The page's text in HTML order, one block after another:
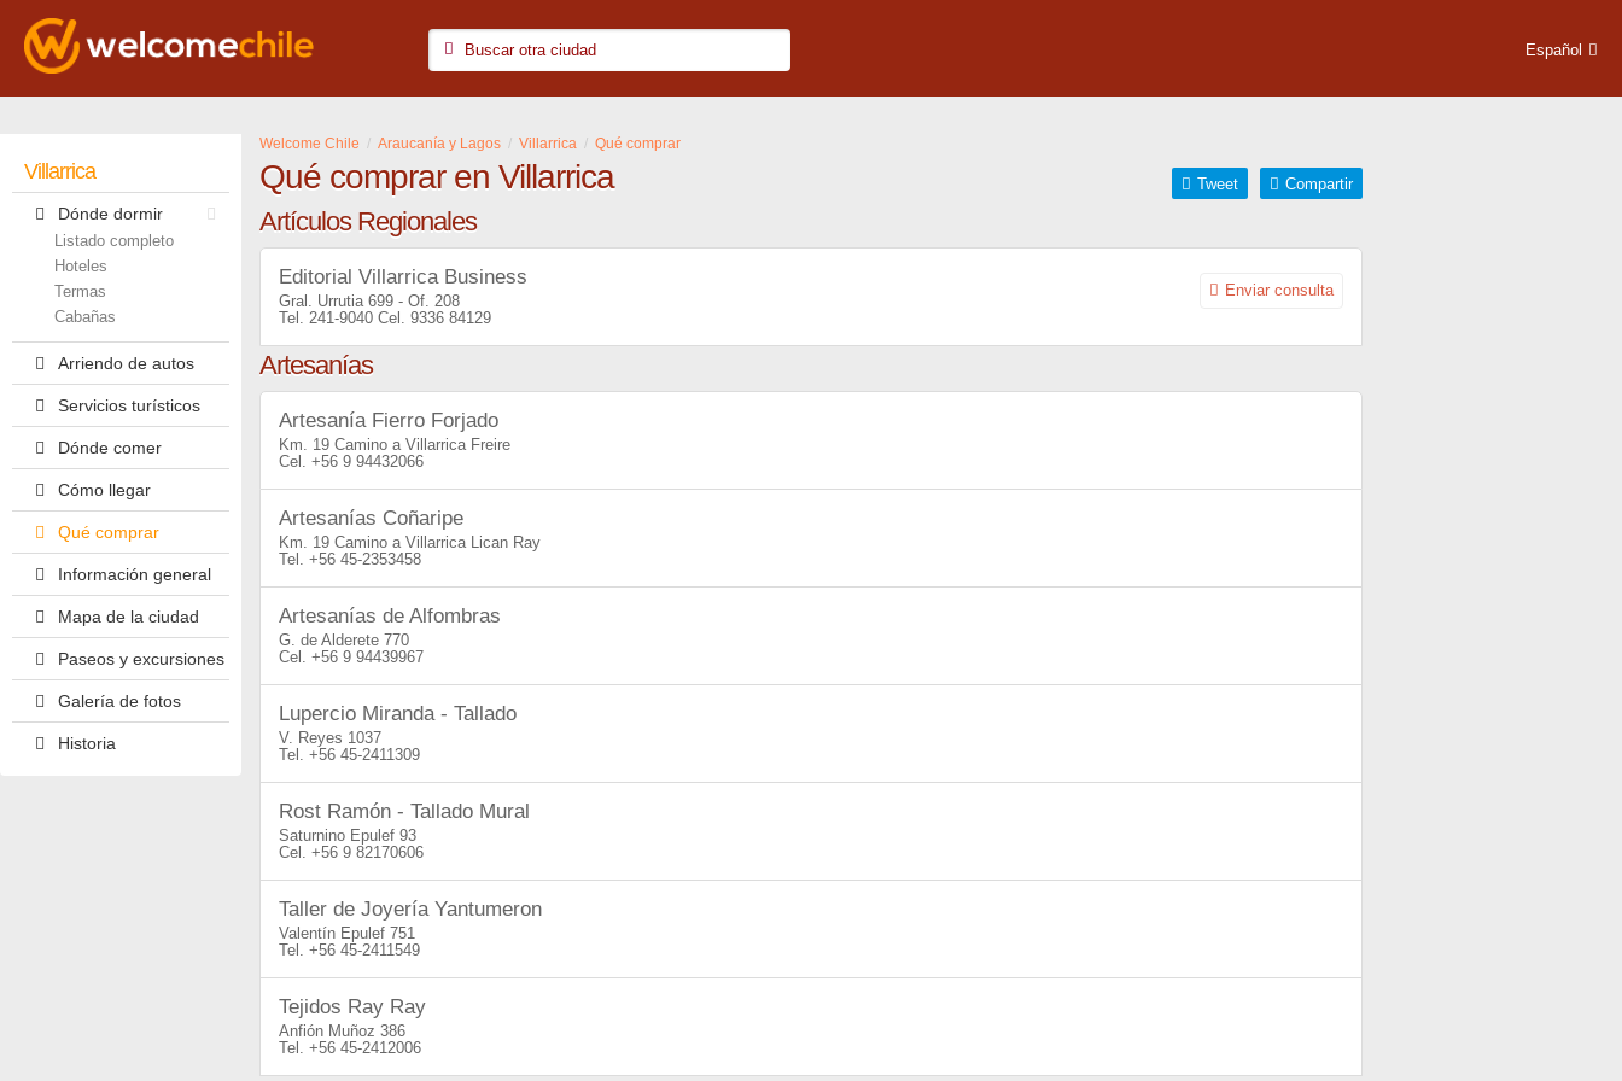
Español
Villarrica
Dónde dormir
Listado completo
Hoteles
Termas
Cabañas
Arriendo de autos
Servicios turísticos
Dónde comer
Cómo llegar
Qué comprar
Información general
Mapa de la ciudad
Paseos y excursiones
Galería de fotos
Historia
Welcome Chile Araucanía y Lagos Villarrica Qué comprar
Qué comprar en Villarrica Compartir
Tweet
Artículos Regionales
Editorial Villarrica Business
Gral. Urrutia 699 - Of. 208
241-9040
9336 84129
Artesanías
Artesanía Fierro Forjado
Km. 19 Camino a Villarrica Freire
+56 9 94432066
Artesanías Coñaripe
Km. 19 Camino a Villarrica Lican Ray
+56 45-2353458
Artesanías de Alfombras
G. de Alderete 770
+56 9 94439967
Lupercio Miranda - Tallado
V. Reyes 1037
+56 45-2411309
Rost Ramón - Tallado Mural
Saturnino Epulef 93
+56 9 82170606
Taller de Joyería Yantumeron
Valentín Epulef 751
+56 45-2411549
Tejidos Ray Ray
Anfión Muñoz 386
+56 45-2412006